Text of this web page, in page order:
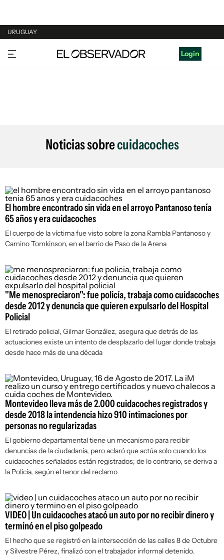
URUGUAY
URUGUAY
ARGENTINA
Login
Noticias sobrecuidacoches
El hombre encontrado sin vida en el arroyo Pantanoso tenía
65 años y era cuidacoches
El cuerpo de la víctima fue visto sobre la zona Rambla Pantanoso y
Camino Tomkinson, en el barrio de Paso de la Arena
"Me menospreciaron": fue policía, trabaja como cuidacoches
desde 2012 y denuncia que quieren expulsarlo del Hospital
Policial
El retirado policial, Gilmar González, asegura que detrás de las
actuaciones existe un intento de desplazarlo del lugar donde trabaja
desde hace más de una década
Montevideo lleva más de 2.000 cuidacoches registrados y
desde 2018 la intendencia hizo 910 intimaciones por
personas no regularizadas
El gobierno departamental tiene un mecanismo para recibir
denuncias de la ciudadanía, pero aclaró que actúa solo cuando los
cuidacoches señalados están registrados; de lo contrario, se deriva a
la Policía, según el tenor del reclamo
VIDEO | Un cuidacoches atacó un auto por no recibir dinero y
terminó en el piso golpeado
El hecho que se registró en la intersección de las calles 8 de Octubre
y Silvestre Pérez, finalizó con el trabajador informal detenido.